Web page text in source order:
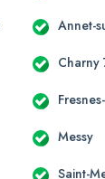
Annet-
Charny
Messy
Saint-